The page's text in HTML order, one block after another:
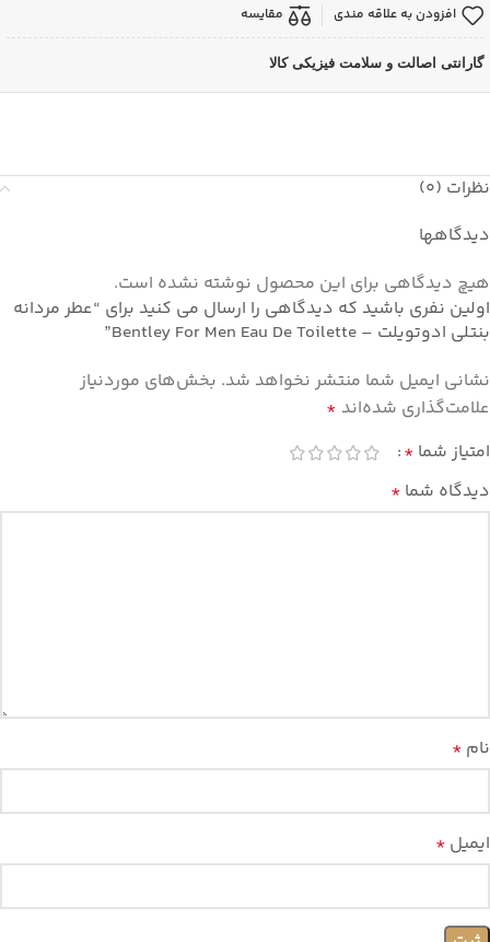
افزودن به علاقه مندی مقایسه
گارانتی اصالت و سلامت فیزیکی کالا
نظرات (0)
دیدگاهها
هیچ دیدگاهی برای این محصول نوشته نشده است.
اولین نفری باشید که دیدگاهی را ارسال می کنید برای “عطر مردانه
بنتلی ادوتویلت – Bentley For Men Eau De Toilette”
نشانی ایمیل شما منتشر نخواهد شد. بخش‌های موردنیاز
علامت‌گذاری شده‌اند *
امتیاز شما *
دیدگاه شما *
نام *
ایمیل *